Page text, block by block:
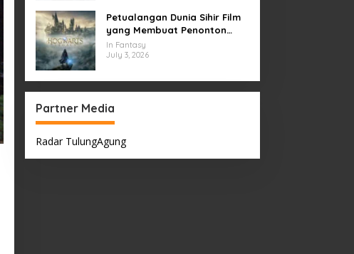
Petualangan Dunia Sihir Film
yang Membuat Penonton
Terpukau Selamanya
In Fantasy
July 3, 2026
Partner Media
Radar TulungAgung